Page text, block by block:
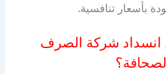
بأسعار تنافسية.
شركة الصرف